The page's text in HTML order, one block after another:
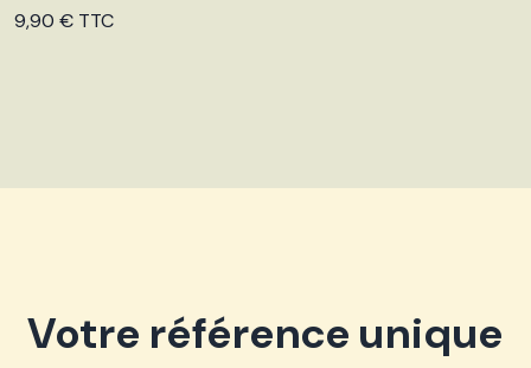
Voir le produit
9,90 € TTC
Votre référence unique